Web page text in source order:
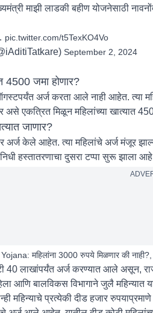
माझी लाडकी बहीण योजनेसाठी
pic.twitter.com/t5TexKO4Vo
September 2, 2024
4500 जमा होणार?
अर्ज करता आले नाही आहेत. त्या
एकत्रित मिळून महिलांच्या खात्यात
जाणार?
अर्ज केले आहेत. त्या महिलांचे अर्ज मंजूर
हस्तातरणाचा दुसरा टप्पा सुरू झाला
महिलांना 3000 रुपये मिळणार की नाही?,
40 लाखांपर्यंत अर्ज करण्यात आले असून,
आणि बालविकस विभागाने जुलै
महिन्याचे प्रत्येकी दीड हजार